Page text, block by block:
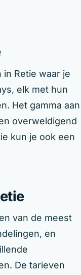
Retie waar je
elk met hun
Het gamma aan
overweldigend
kun je ook een
van de meest
en
De tarieven